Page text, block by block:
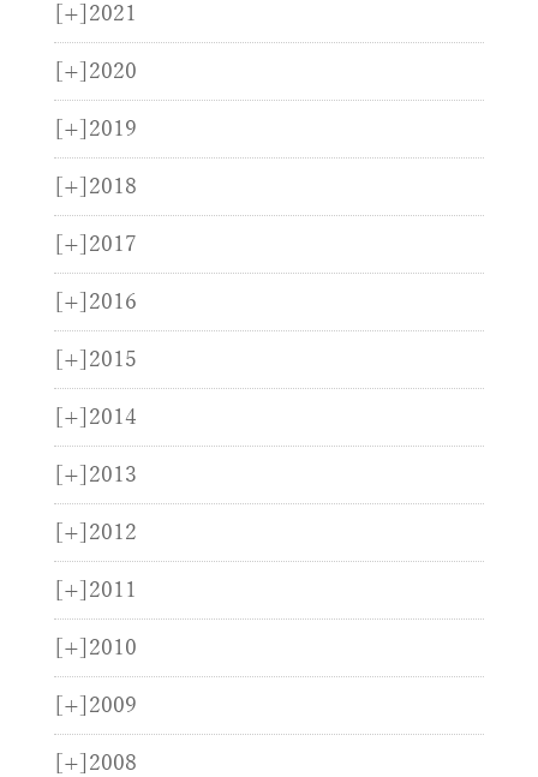
[+] 2021
[+] 2020
[+] 2019
[+] 2018
[+] 2017
[+] 2016
[+] 2015
[+] 2014
[+] 2013
[+] 2012
[+] 2011
[+] 2010
[+] 2009
[+] 2008